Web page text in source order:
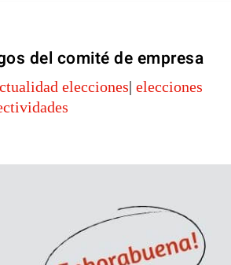
del comité de empresa
elecciones|elecciones